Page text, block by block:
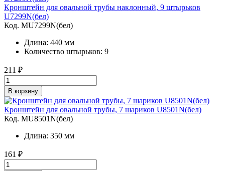
Кронштейн для овальной трубы наклонный, 9 штырьков
U7299N(бел)
Код. MU7299N(бел)
Длина: 440 мм
Количество штырьков: 9
211 ₽
В корзину
Кронштейн для овальной трубы, 7 шариков U8501N(бел)
Код. MU8501N(бел)
Длина: 350 мм
161 ₽